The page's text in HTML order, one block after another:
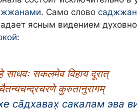
. Само слово
ясным видением
:
साधवः सकलमेव विहाय दूरात्
कुरुतानुरागम्
са̄дхавах̣ сакалам эва